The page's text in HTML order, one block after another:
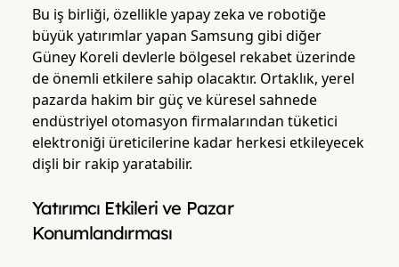
Bu iş birliği, özellikle yapay zeka ve robotiğe
büyük yatırımlar yapan Samsung gibi diğer
Güney Koreli devlerle bölgesel rekabet üzerinde
de önemli etkilere sahip olacaktır. Ortaklık, yerel
pazarda hakim bir güç ve küresel sahnede
endüstriyel otomasyon firmalarından tüketici
elektroniği üreticilerine kadar herkesi etkileyecek
dişli bir rakip yaratabilir.
Yatırımcı Etkileri ve Pazar
Konumlandırması